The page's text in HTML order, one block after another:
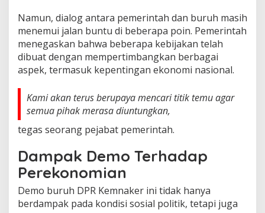
Namun, dialog antara pemerintah dan buruh masih
menemui jalan buntu di beberapa poin. Pemerintah
menegaskan bahwa beberapa kebijakan telah
dibuat dengan mempertimbangkan berbagai
aspek, termasuk kepentingan ekonomi nasional.
Kami akan terus berupaya mencari titik temu agar
semua pihak merasa diuntungkan,
tegas seorang pejabat pemerintah.
Dampak Demo Terhadap
Perekonomian
Demo buruh DPR Kemnaker ini tidak hanya
berdampak pada kondisi sosial politik, tetapi juga